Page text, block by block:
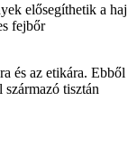
elősegíthetik a haj
fejbőr
és az etikára. Ebből
tisztán